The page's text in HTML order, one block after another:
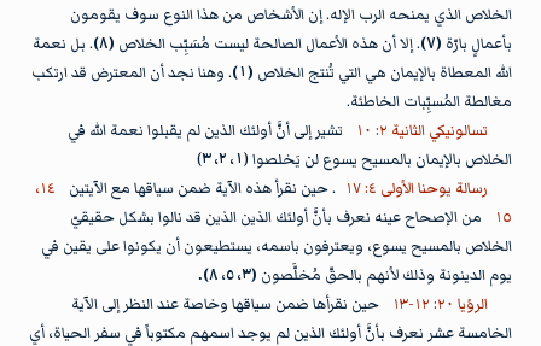
الخلاص الذي يمنحه الرب الإله. إن الأشخاص من هذا النوع سوف يقومون
بأعمالٍ بارّة (٧) . إلا أن هذه الأعمال الصالحة ليست مُسَبِّب الخلاص (٨)
. بل نعمة
الله المعطاة بالإيمان هي التي تُنتج الخلاص (١)
. وهنا نجد أن المعترض قد ارتكب
مغالطة المُسبِّبات الخاطئة.
تسالونيكي الثانية ٢: ١٠
تشير إلى أنَّ أولئك الذين لم يقبلوا نعمة الله في
الخلاص بالإيمان بالمسيح يسوع لن يَخلصوا (١، ٢، ٣
)
رسالة يوحنا الأولى ٤: ١٧
. حين نقرأ هذه الآية ضمن سياقها مع الآيتين
١٤،
١٥
من الإصحاح عينه نعرف بأنَّ أولئك الذين الذين قد نالوا بشكل حقيقيّ
الخلاص بالمسيح يسوع، ويعترفون باسمه، يستطيعون أن يكونوا على يقين في
يوم الدينونة وذلك لأنهم بالحقّ مُخلَّصون (٣، ٥، ٨).
الرؤيا ٢٠: ١٢-١٣
حين نقرأها ضمن سياقها وخاصة عند النظر إلى الآية
الخامسة عشر نعرف بأنَّ أولئك الذين لم يوجد اسمهم مكتوباً في سفر الحياة، أي